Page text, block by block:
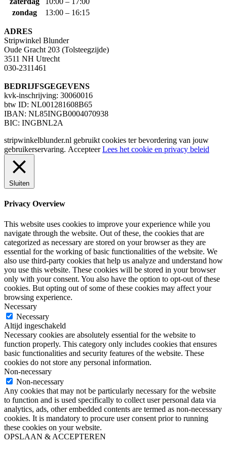
zondag
13:00 – 16:15
ADRES
Stripwinkel Blunder
Oude Gracht 203 (Tolsteegzijde)
3511 NH Utrecht
030-2311461
BEDRIJFSGEGEVENS
kvk-inschrijving: 30060016
btw ID: NL001281608B65
IBAN: NL85INGB0004070938
BIC: INGBNL2A
stripwinkelblunder.nl gebruikt cookies ter bevordering van jouw
gebruikerservaring. Accepteer Lees het cookie en privacy beleid
Sluiten
Privacy Overview
This website uses cookies to improve your experience while you
navigate through the website. Out of these, the cookies that are
categorized as necessary are stored on your browser as they are
essential for the working of basic functionalities of the website. We
also use third-party cookies that help us analyze and understand how
you use this website. These cookies will be stored in your browser
only with your consent. You also have the option to opt-out of these
cookies. But opting out of some of these cookies may affect your
browsing experience.
Necessary
Necessary
Altijd ingeschakeld
Necessary cookies are absolutely essential for the website to
function properly. This category only includes cookies that ensures
basic functionalities and security features of the website. These
cookies do not store any personal information.
Non-necessary
Non-necessary
Any cookies that may not be particularly necessary for the website
to function and is used specifically to collect user personal data via
analytics, ads, other embedded contents are termed as non-necessary
cookies. It is mandatory to procure user consent prior to running
these cookies on your website.
OPSLAAN & ACCEPTEREN